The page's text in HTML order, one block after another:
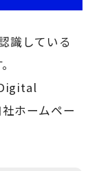
識している
ホームペー